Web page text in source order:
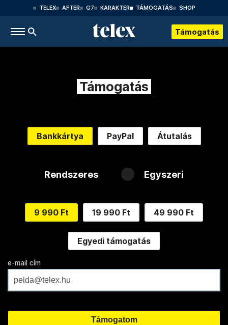
TELEX AFTER G7 KARAKTER TÁMOGATÁS SHOP
Támogatás
Támogatás
Bankkártya PayPal Átutalás
Rendszeres Egyszeri
9 990 Ft 19 990 Ft 49 990 Ft
Egyedi támogatás
e-mail cím